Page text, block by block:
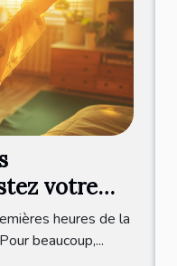
votre
heures de la
beaucoup,...